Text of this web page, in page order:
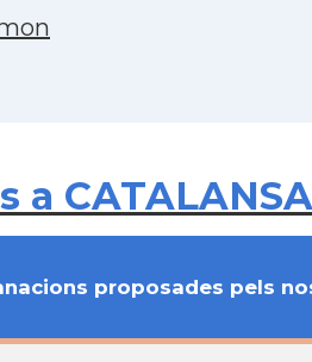
a
proposades pels